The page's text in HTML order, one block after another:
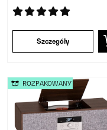
Szczegóły
ROZPAKOWANY